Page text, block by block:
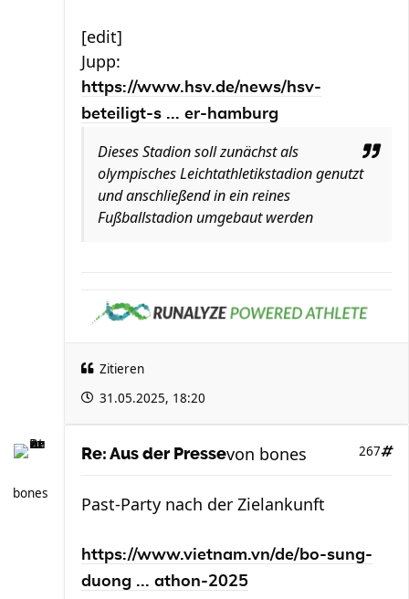
[edit]
Jupp:
https://www.hsv.de/news/hsv-
beteiligt-s ... er-hamburg
Dieses Stadion soll zunächst als
olympisches Leichtathletikstadion genutzt
und anschließend in ein reines
Fußballstadion umgebaut werden
Zitieren
31.05.2025, 18:20
bones
Re: Aus der Presse 267
von bones
Past-Party nach der Zielankunft
https://www.vietnam.vn/de/bo-sung-
duong ... athon-2025